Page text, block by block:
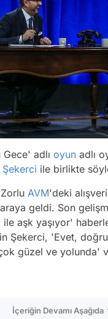
adlı oyun adlı
Şekerci ile birlikte
AVM'deki
geldi. Son
aşk yaşıyor'
Şekerci, 'Evet,
güzel ve yolunda'
İçeriğin Devamı Aşağıda